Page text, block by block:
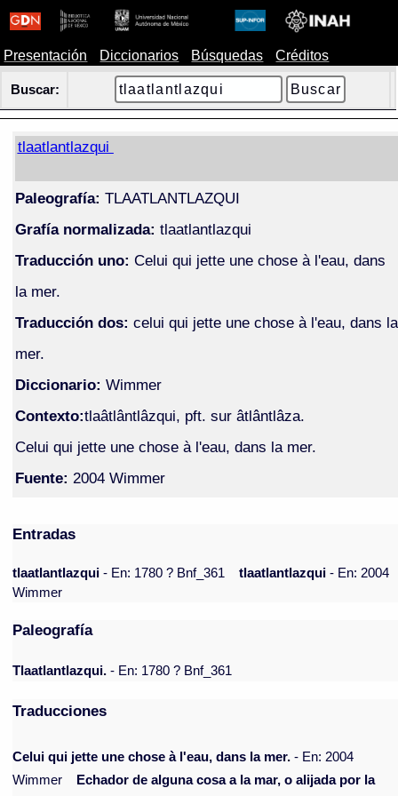
Presentación Diccionarios Búsquedas Créditos
Buscar:
tlaatlantlazqui
Paleografía: TLAATLANTLAZQUI
Grafía normalizada: tlaatlantlazqui
Traducción uno: Celui qui jette une chose à l'eau, dans
la mer.
Traducción dos: celui qui jette une chose à l'eau, dans la
mer.
Diccionario: Wimmer
Contexto:tlaâtlântlâzqui, pft. sur âtlântlâza.
Celui qui jette une chose à l'eau, dans la mer.
Fuente: 2004 Wimmer
Entradas
tlaatlantlazqui- En: 1780 ? Bnf_361 tlaatlantlazqui- En: 2004
Wimmer
Paleografía
Tlaatlantlazqui. - En: 1780 ? Bnf_361
Traducciones
Celui qui jette une chose à l'eau, dans la mer. - En: 2004
Wimmer
Echador de alguna cosa a la mar, o alijada por la